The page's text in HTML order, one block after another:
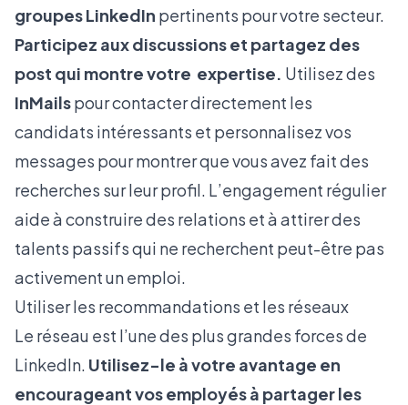
groupes LinkedIn pertinents pour votre secteur.
Participez aux discussions et partagez des
post qui montre votre expertise. Utilisez des
InMailspour contacter directement les
candidats intéressants et personnalisez vos
messages pour montrer que vous avez fait des
recherches sur leur profil. L’engagement régulier
aide à construire des relations et à attirer des
talents passifs qui ne recherchent peut-être pas
activement un emploi.
Utiliser les recommandations et les réseaux
Le réseau est l’une des plus grandes forces de
LinkedIn. Utilisez-le à votre avantage en
encourageant vos employés à partager les